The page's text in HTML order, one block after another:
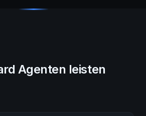
Agenten leisten